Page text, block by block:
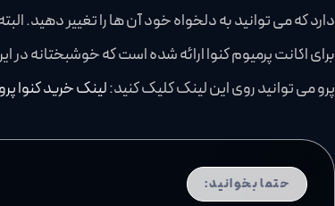
دارد که می توانید به دلخواه خود آن ها را تغییر دهید.
برای اکانت پرمیوم کنوا ارائه شده است که خوشبختانه
پرو می توانید روی این لینک کلیک کنید:لینک خرید کنوا پرو
حتما بخوانید: